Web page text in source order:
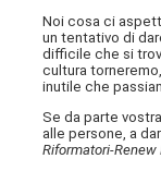
Noi cosa ci
un tentativo di
difficile che si
cultura
inutile che
Se da parte
alle persone, a
Riformatori-Renew